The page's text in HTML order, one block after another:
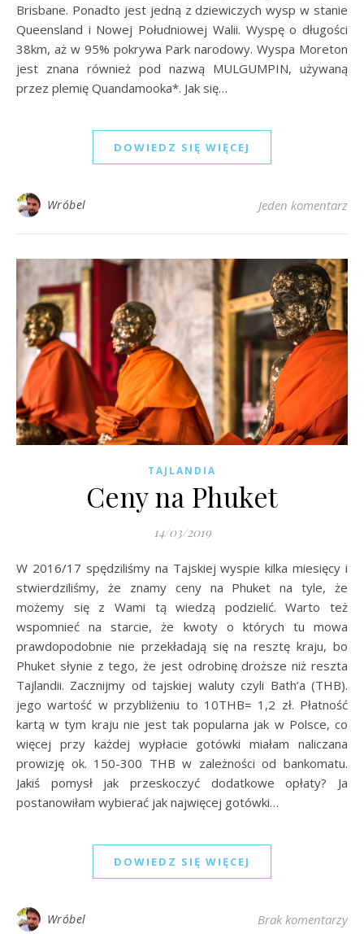
Brisbane. Ponadto jest jedną z dziewiczych wysp w stanie
Queensland i Nowej Południowej Walii. Wyspę o długości
38km, aż w 95% pokrywa Park narodowy. Wyspa Moreton
jest znana również pod nazwą MULGUMPIN, używaną
przez plemię Quandamooka*. Jak się…
DOWIEDZ SIĘ WIĘCEJ
Wróbel Jeden komentarz
TAJLANDIA
Ceny na Phuket
14/03/2019
W 2016/17 spędziliśmy na Tajskiej wyspie kilka miesięcy i
stwierdziliśmy, że znamy ceny na Phuket na tyle, że
możemy się z Wami tą wiedzą podzielić. Warto też
wspomnieć na starcie, że kwoty o których tu mowa
prawdopodobnie nie przekładają się na resztę kraju, bo
Phuket słynie z tego, że jest odrobinę droższe niż reszta
Tajlandii. Zacznijmy od tajskiej waluty czyli Bath’a (THB).
jego wartość w przybliżeniu to 10THB= 1,2 zł. Płatność
kartą w tym kraju nie jest tak popularna jak w Polsce, co
więcej przy każdej wypłacie gotówki miałam naliczana
prowizję ok. 150-300 THB w zależności od bankomatu.
Jakiś pomysł jak przeskoczyć dodatkowe opłaty? Ja
postanowiłam wybierać jak najwięcej gotówki…
DOWIEDZ SIĘ WIĘCEJ
Wróbel Brak komentarzy